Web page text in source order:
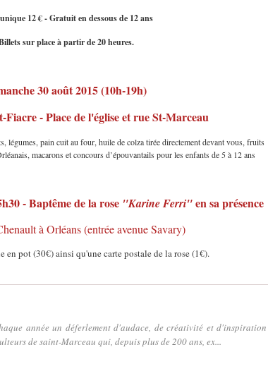
12 € - Gratuit en dessous de 12 ans
sur place à partir de 20 heures.
30 août 2015 (10h-19h)
Fiacre - Place de l'église et rue St-Marceau
légumes, pain cuit au four, huile de colza tirée directement devant vous, fruits
macarons et concours d’épouvantails pour les enfants de 5 à 12 ans
-Baptême de la rose "Karine Ferri"en sa présence
à Orléans (entrée avenue Savary)
en pot (30€) ainsi qu'une carte postale de la rose (1€).
année un déferlement d'audace, de créativité et d'inspiration
de saint-Marceau qui, depuis plus de 200 ans, ex...